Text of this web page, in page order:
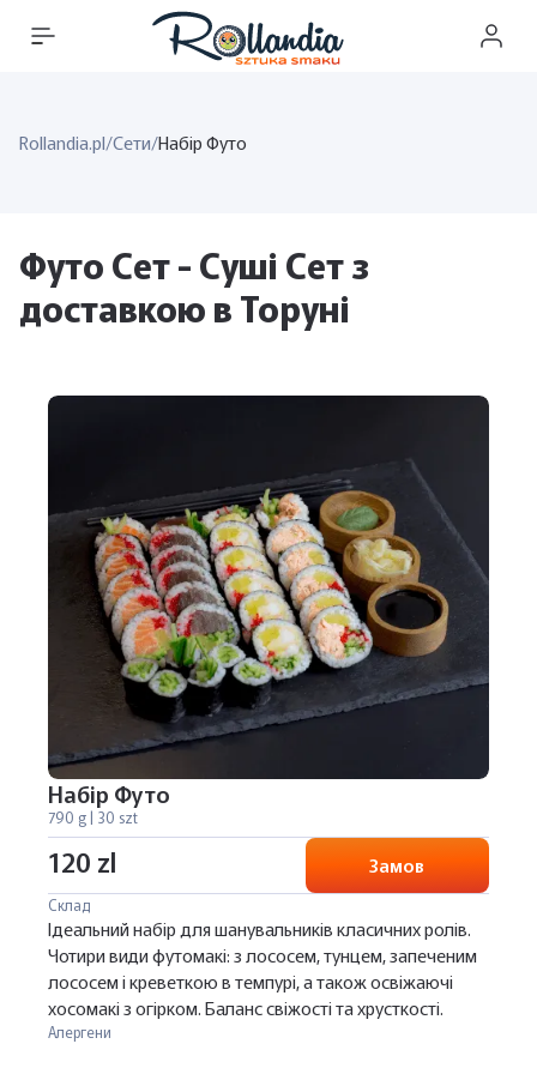
Rollandia.pl/Сети/Набір Футо
Футо Сет - Суші Сет з
доставкою в Торуні
Набір Футо
790 g | 30 szt
120 zl Замов
Склад
Ідеальний набір для шанувальників класичних ролів.
Чотири види футомакі: з лососем, тунцем, запеченим
лососем і креветкою в темпурі, а також освіжаючі
хосомакі з огірком. Баланс свіжості та хрусткості.
Алергени